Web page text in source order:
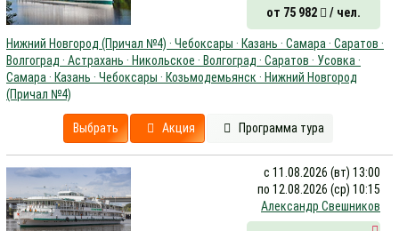
от 75 982 / чел.
Нижний Новгород (Причал №4) · Чебоксары · Казань · Самара · Саратов ·
Волгоград · Астрахань · Никольское · Волгоград · Саратов · Усовка ·
Самара · Казань · Чебоксары · Козьмодемьянск · Нижний Новгород
(Причал №4)
Выбрать Акция Программа тура
с 11.08.2026 (вт) 13:00
по 12.08.2026 (ср) 10:15
Александр Свешников